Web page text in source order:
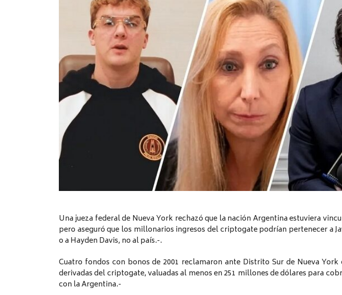
Una jueza federal de Nueva York rechazó que la nación Argentina estuviera
pero aseguró que los millonarios ingresos del criptogate podrían pertenecer a
o a Hayden Davis, no al país.-.
Cuatro fondos con bonos de 2001 reclamaron ante Distrito Sur de Nueva York
derivadas del criptogate, valuadas al menos en 251 millones de dólares para
con la Argentina.-